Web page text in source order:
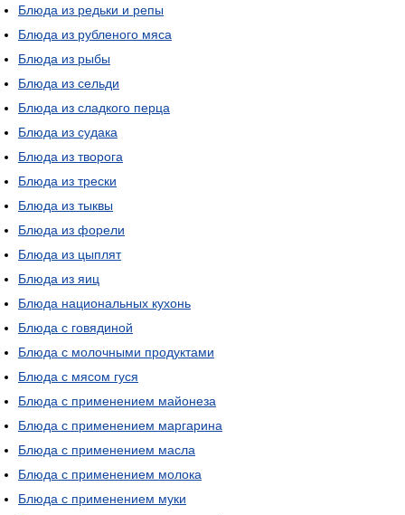
Блюда из редьки и репы
Блюда из рубленого мяса
Блюда из рыбы
Блюда из сельди
Блюда из сладкого перца
Блюда из судака
Блюда из творога
Блюда из трески
Блюда из тыквы
Блюда из форели
Блюда из цыплят
Блюда из яиц
Блюда национальных кухонь
Блюда с говядиной
Блюда с молочными продуктами
Блюда с мясом гуся
Блюда с применением майонеза
Блюда с применением маргарина
Блюда с применением масла
Блюда с применением молока
Блюда с применением муки